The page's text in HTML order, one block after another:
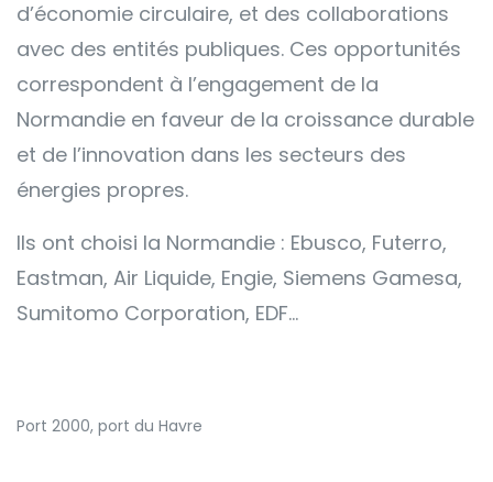
d’économie circulaire, et des collaborations
avec des entités publiques. Ces opportunités
correspondent à l’engagement de la
Normandie en faveur de la croissance durable
et de l’innovation dans les secteurs des
énergies propres.
Ils ont choisi la Normandie : Ebusco, Futerro,
Eastman, Air Liquide, Engie, Siemens Gamesa,
Sumitomo Corporation, EDF…
Port 2000, port du Havre